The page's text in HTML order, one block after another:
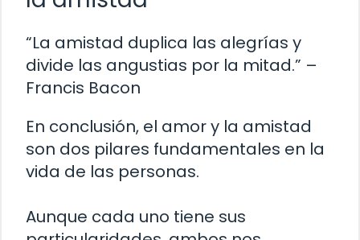
“La amistad duplica las alegrías y
divide las angustias por la mitad.” –
Francis Bacon
En conclusión, el amor y la amistad
son dos pilares fundamentales en la
vida de las personas.
Aunque cada uno tiene sus